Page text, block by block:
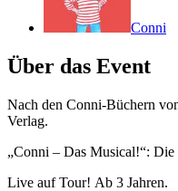
Conni
Über das Event
Nach den Conni-Büchern
Verlag.
„Conni – Das Musical!“:
Live auf Tour! Ab 3 Jahren.